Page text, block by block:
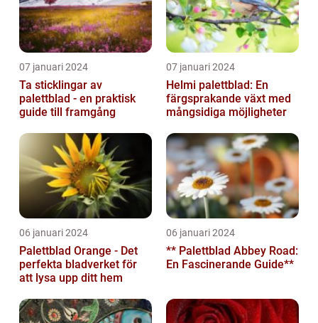
07 januari 2024
Ta sticklingar av
palettblad - en praktisk
guide till framgång
07 januari 2024
Helmi palettblad: En
färgsprakande växt med
mångsidiga möjligheter
06 januari 2024
Palettblad Orange - Det
perfekta bladverket för
att lysa upp ditt hem
06 januari 2024
** Palettblad Abbey Road:
En Fascinerande Guide**